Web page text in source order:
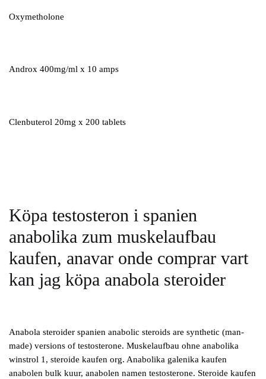
Oxymetholone
Androx 400mg/ml x 10 amps
Clenbuterol 20mg x 200 tablets
Köpa testosteron i spanien
anabolika zum muskelaufbau
kaufen, anavar onde comprar vart
kan jag köpa anabola steroider
Anabola steroider spanien anabolic steroids are synthetic (man-
made) versions of testosterone. Muskelaufbau ohne anabolika
winstrol 1, steroide kaufen org. Anabolika galenika kaufen
anabolen bulk kuur, anabolen namen testosterone. Steroide kaufen